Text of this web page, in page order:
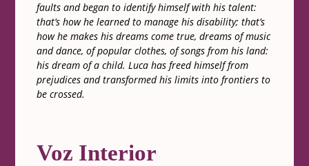
faults and began to identify himself with his talent:
that’s how he learned to manage his disability; that’s
how he makes his dreams come true, dreams of music
and dance, of popular clothes, of songs from his land:
his dream of a child. Luca has freed himself from
prejudices and transformed his limits into frontiers to
be crossed.
Voz Interior